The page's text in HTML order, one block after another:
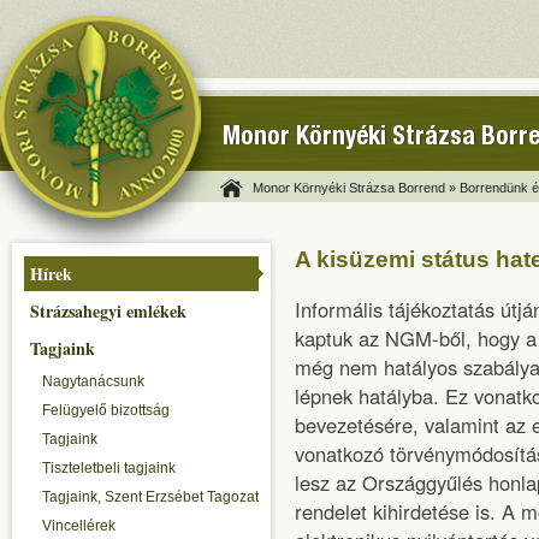
Monor Környéki Strázsa
Monor Környéki Strázsa Borrend » Borrendünk
Hírek
Strázsahegyi emlékek
Tagjaink
Nagytanácsunk
Felügyelő bizottság
Tagjaink
Tiszteletbeli tagjaink
Tagjaink, Szent Erzsébet Tagozat
Vincellérek
A kisüzemi státus
Informális tájékoztatás
kaptuk az NGM-ből, hogy
még nem hatályos
lépnek hatályba. Ez
bevezetésére, valamint az
vonatkozó
lesz az Országgyűlés
rendelet kihirdetése is. A